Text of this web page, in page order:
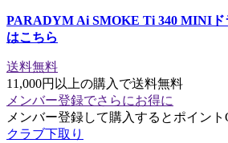
PARADYM Ai SMOKE Ti 340 MINIド
はこちら
送料無料
11,000円以上の購入で送料無料
メンバー登録でさらにお得に
メンバー登録して購入するとポイント
クラブ下取り